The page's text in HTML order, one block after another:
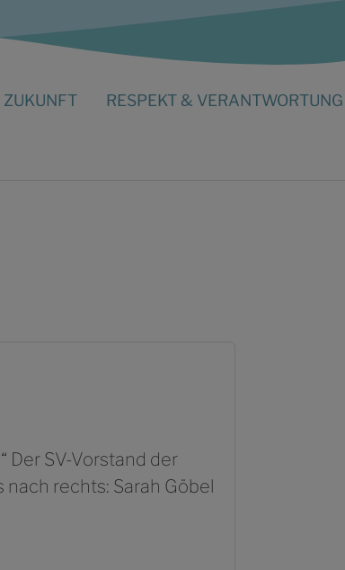
ZUKUNFT RESPEKT & VERANTWORTUNG
Der SV-Vorstand der
rechts: Sarah Göbel